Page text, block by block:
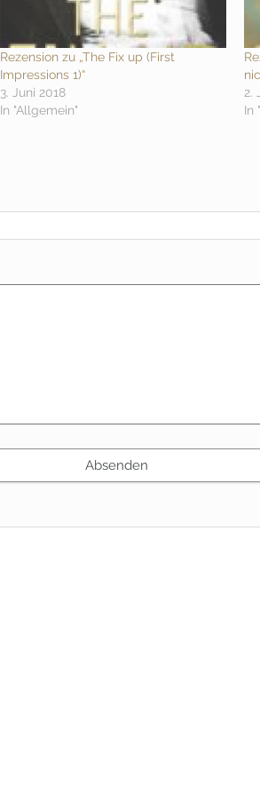
Rezension zu „The Fix up (First
Impressions 1)“
3. Juni 2018
In "Allgemein"
2.
In